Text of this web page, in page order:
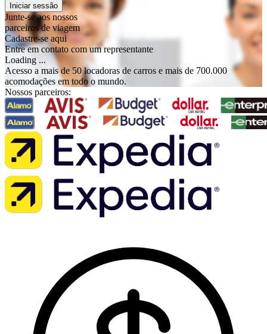
Iniciar sessão
Junte-se aos nossos
parceiros de viagem
Cadastre-se aqui
Entre em contato com um representante
Loading ...
Acesso a mais de 50 locadoras de carros e mais de 700.000
acomodações em todo o mundo.
Nossos parceiros: